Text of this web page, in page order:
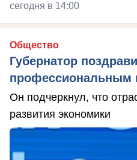
сегодня в 14:00
Общество
Губернатор
профессиональным
Он подчеркнул, что
развития экономики